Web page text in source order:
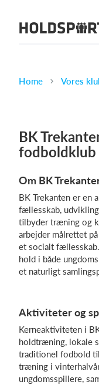
Om
Karriere
Funktioner
Kalender
Webshop
Hvad
Home Vores
BK
fodboldklub
Om BK
BK Trekanten er en
fællesskab,
tilbyder træning og
arbejder målrettet
et socialt
hold i både
et naturligt
Aktiviteter og
Kerneaktiviteten i
holdtræning, lokale
traditionel fodbold
træning i
ungdomsspillere,